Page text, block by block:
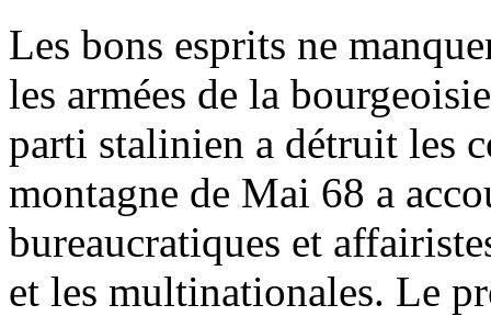
Les bons esprits ne
les armées de la
parti stalinien a détruit les
montagne de Mai 68 a
bureaucratiques et
et les multinationales. Le